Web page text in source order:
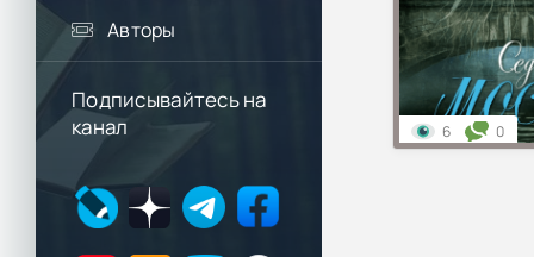
Авторы
Подписывайтесь на
канал
6 0